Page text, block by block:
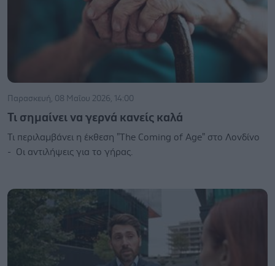
Παρασκευή, 08 Μαΐου 2026, 14:00
Τι σημαίνει να γερνά κανείς καλά
Τι περιλαμβάνει η έκθεση "The Coming of Age" στο Λονδίνο
- Οι αντιλήψεις για το γήρας.